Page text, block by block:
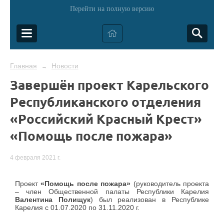
Перейти на полную версию
Главная → Новости
Завершён проект Карельского
Республиканского отделения
«Российский Красный Крест»
«Помощь после пожара»
4 февраля 2021 г.
Проект«Помощь после пожара» (руководитель проекта
– член Общественной палаты Республики Карелия
Валентина Полищук) был реализован в Республике
Карелия с 01.07.2020 по 31.11.2020 г.